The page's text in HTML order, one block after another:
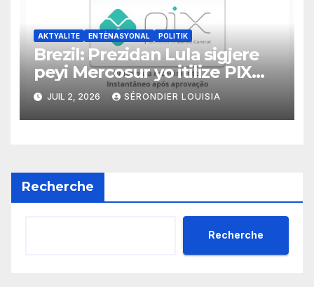
AKTYALITE ENTÈNASYONAL POLITIK
Brezil: Prezidan Lula sigjere
peyi Mercosur yo itilize PIX
kòm yon sistèm ekonomik
efikas pou fè tranzaksyon
gratis
JUIL 2, 2026 SÉRONDIER LOUISIA
Recherche
Recherche